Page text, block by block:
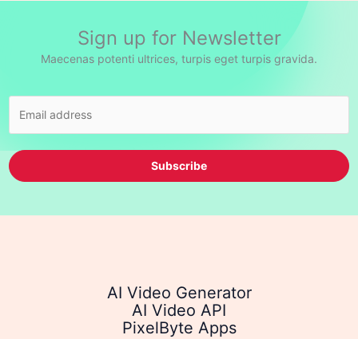
Sign up for Newsletter
Maecenas potenti ultrices, turpis eget turpis gravida.
Subscribe
AI Video Generator
AI Video API
PixelByte Apps